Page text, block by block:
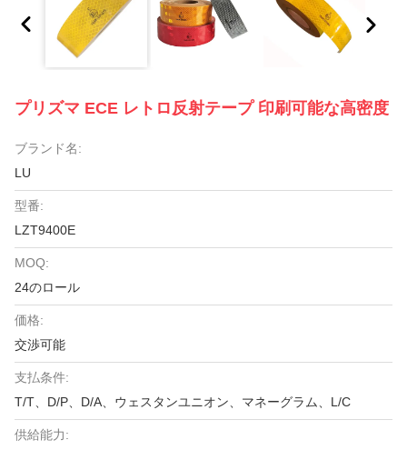
プリズマ ECE レトロ反射テープ 印刷可能な高密度
ブランド名:
LU
型番:
LZT9400E
MOQ:
24のロール
価格:
交渉可能
支払条件:
T/T、D/P、D/A、ウェスタンユニオン、マネーグラム、L/C
供給能力: